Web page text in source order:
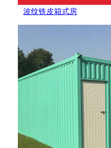
波纹铁皮箱式房